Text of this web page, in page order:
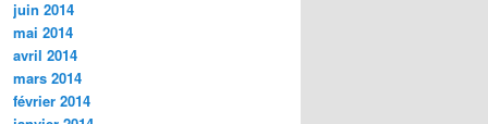
juin 2014
mai 2014
avril 2014
mars 2014
février 2014